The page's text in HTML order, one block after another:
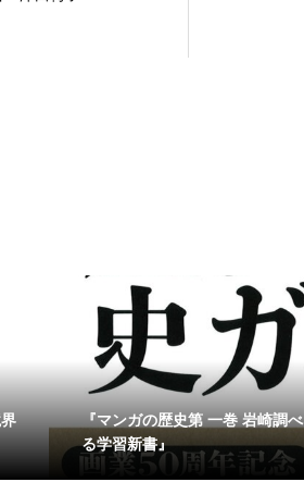
『マンガの歴史第 一巻 岩崎調べ
る学習新書』